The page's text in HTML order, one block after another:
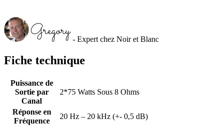
Fiche technique
Puissance de
Sortie par
Canal
2*75 Watts Sous 8 Ohms
Réponse en
Fréquence
20 Hz – 20 kHz (+- 0,5 dB)
- Expert chez Noir et Blanc